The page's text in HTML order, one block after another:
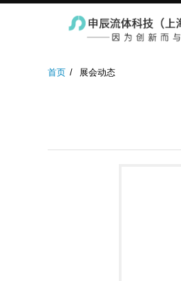
首页 展会动态